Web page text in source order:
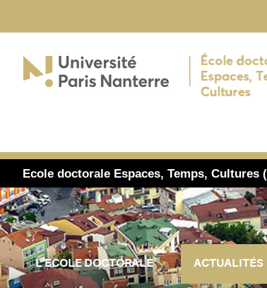
Ecole doctorale Espaces, Temps, Cultures
L'ECOLE DOCTORALE ACTUALITÉS